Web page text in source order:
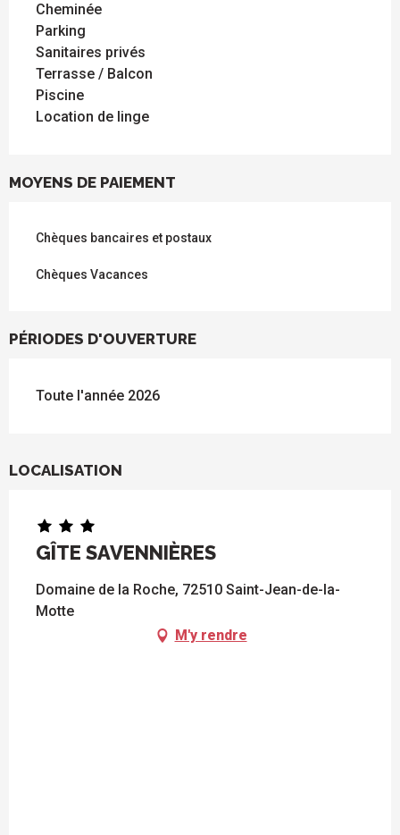
Cheminée
Parking
Sanitaires privés
Terrasse / Balcon
Piscine
Location de linge
MOYENS DE PAIEMENT
Chèques bancaires et postaux
Chèques Vacances
PÉRIODES D'OUVERTURE
Toute l'année 2026
LOCALISATION
GÎTE SAVENNIÈRES
Domaine de la Roche, 72510 Saint-Jean-de-la-
Motte
M'y rendre